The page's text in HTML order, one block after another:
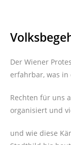
Der Wiener
erfahrbar, was in
Rechten für uns
organisiert und
und wie diese